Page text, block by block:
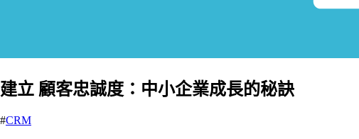
建立 顧客忠誠度：中小企業成長的秘訣
#CRM